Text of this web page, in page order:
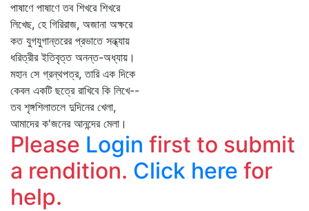
পাষাণে পাষাণে তব শিখরে শিখরে
লিখেছ, হে গিরিরাজ, অজানা অক্ষরে
কত যুগযুগান্তরের প্রভাতে সন্ধ্যায়
ধরিত্রীর ইতিবৃত্ত অনন্ত-অধ্যায়।
মহান সে গ্রন্থপত্র, তারি এক দিকে
কেবল একটি ছত্রে রাখিবে কি লিখে--
তব শৃঙ্গশিলাতলে দুদিনের খেলা,
আমাদের ক'জনের আনন্দের মেলা।
Please Login first to submit
a rendition. Click here for
help.